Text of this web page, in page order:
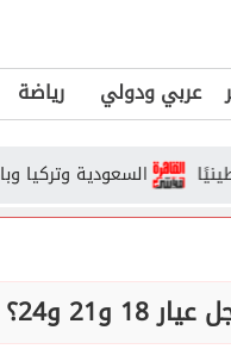
عربي ودولي رياضة
السعودية وتركيا وباكستان
و24؟